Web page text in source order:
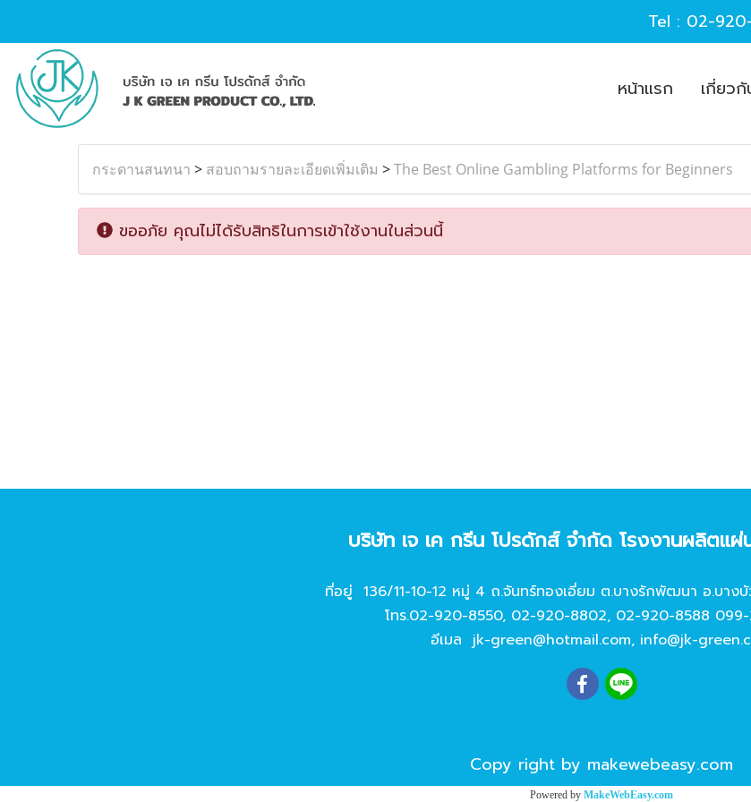
Tel : 02-
หน้าแรก เกี่ยวกั
กระดานสนทนา > สอบถามรายละเอียดเพิ่มเติม >The Best Online Gambling Platforms for Beginners
ขออภัย คุณไม่ได้รับสิทธิในการเข้าใช้งานในส่วนนี้
บริษัท เจ เค กรีน โปรดักส์ จํากัด โรงงานผลิตแผ่
ที่อยู่ 136/11-10-12 หมู่ 4 ถ.จันทร์ทองเอี่ยม ต.บางรักพัฒนา อ.บางบั
โทร.02-920-8550, 02-920-8802, 02-920-8588
อีเมล jk-green@hotmail.com, info@jk-
Copy right by makewebeasy.com
Powered by MakeWebEasy.com